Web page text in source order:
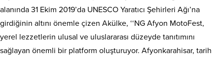
alanında 31 Ekim 2019’da UNESCO Yaratıcı Şehirleri Ağı’na
girdiğinin altını önemle çizen Akülke, ‘‘NG Afyon MotoFest,
yerel lezzetlerin ulusal ve uluslararası düzeyde tanıtımını
sağlayan önemli bir platform oluşturuyor. Afyonkarahisar, tarih